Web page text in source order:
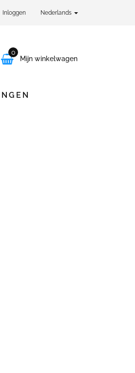
Inloggen Nederlands

0
Mijn winkelwagen